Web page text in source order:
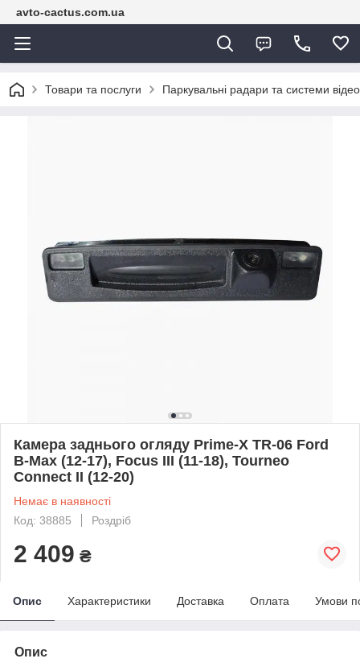
avto-cactus.com.ua
Товари та послуги Паркувальні радари та системи
Камера заднього огляду Prime-X TR-06 Ford
B-Max (12-17), Focus III (11-18), Tourneo
Connect II (12-20)
Немає в наявності
Код: 38885
Роздріб
2 409 ₴
Опис Характеристики Доставка Оплата Умови
Опис